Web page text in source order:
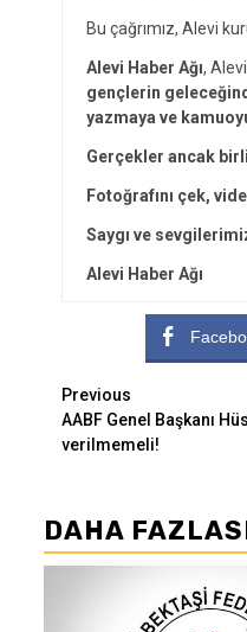
Bu çağrımız, Alevi
Alevi Haber Ağı,
gençlerin
yazmaya ve
Gerçekler ancak
Fotoğrafını çek,
Saygı ve
Alevi Haber Ağı
Continue
Reading
Previous
AABF Genel Başkanı
verilmemeli!
DAHA